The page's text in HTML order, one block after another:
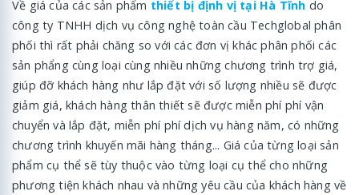
Về giá của các sản phẩm thiết bị định vị tại Hà Tĩnh do
công ty TNHH dịch vụ công nghệ toàn cầu Techglobal phân
phối thì rất phải chăng so với các đơn vị khác phân phối các
sản phẩng cùng loại cùng nhiều những chương trình trợ giá,
giúp đỡ khách hàng như lắp đặt với số lượng nhiều sẽ được
giảm giá, khách hàng thân thiết sẽ được miễn phí phí vận
chuyển và lắp đặt, miễn phí phí dịch vụ hàng năm, có những
chương trình khuyến mãi hàng tháng... Giá của từng loại sản
phẩm cụ thể sẽ tùy thuộc vào từng loại cụ thể cho những
phương tiện khách nhau và những yêu cầu của khách hàng về